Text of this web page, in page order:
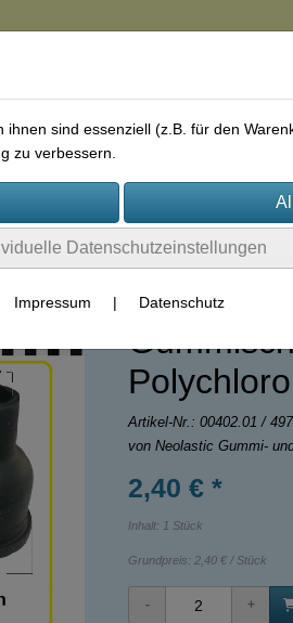
Artikel-Nr.: 00402.01 /
von Neolastic Gummi-
2,40 € *
Inhalt: 1 Stück
Grundpreis: 2,40 € / Stück
ihnen sind essenziell (z.B. für den
zu verbessern.
Datenschutzeinstellungen
Impressum | Datenschutz